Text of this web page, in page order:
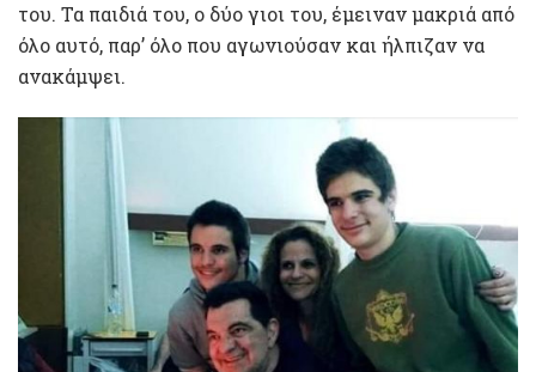
του. Τα παιδιά του, ο δύο γιοι του, έμειναν μακριά από
όλο αυτό, παρ’ όλο που αγωνιούσαν και ήλπιζαν να
ανακάμψει.